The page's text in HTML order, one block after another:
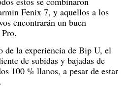
Fenix ​​7, y aquellos a los
encontrarán un buen
de la experiencia de Bip U, el
de subidas y bajadas de
100 % llanos, a pesar de estar